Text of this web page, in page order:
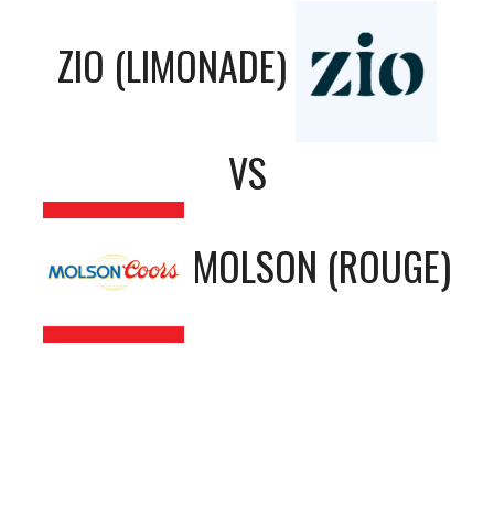
ZIO (LIMONADE)
VS
MOLSON (ROUGE)